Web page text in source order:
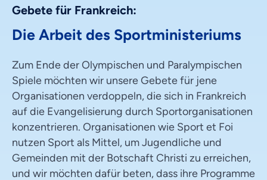
Gebete für Frankreich:
Die Arbeit des Sportministeriums
Zum Ende der Olympischen und Paralympischen
Spiele möchten wir unsere Gebete für jene
Organisationen verdoppeln, die sich in Frankreich
auf die Evangelisierung durch Sportorganisationen
konzentrieren. Organisationen wie Sport et Foi
nutzen Sport als Mittel, um Jugendliche und
Gemeinden mit der Botschaft Christi zu erreichen,
und wir möchten dafür beten, dass ihre Programme